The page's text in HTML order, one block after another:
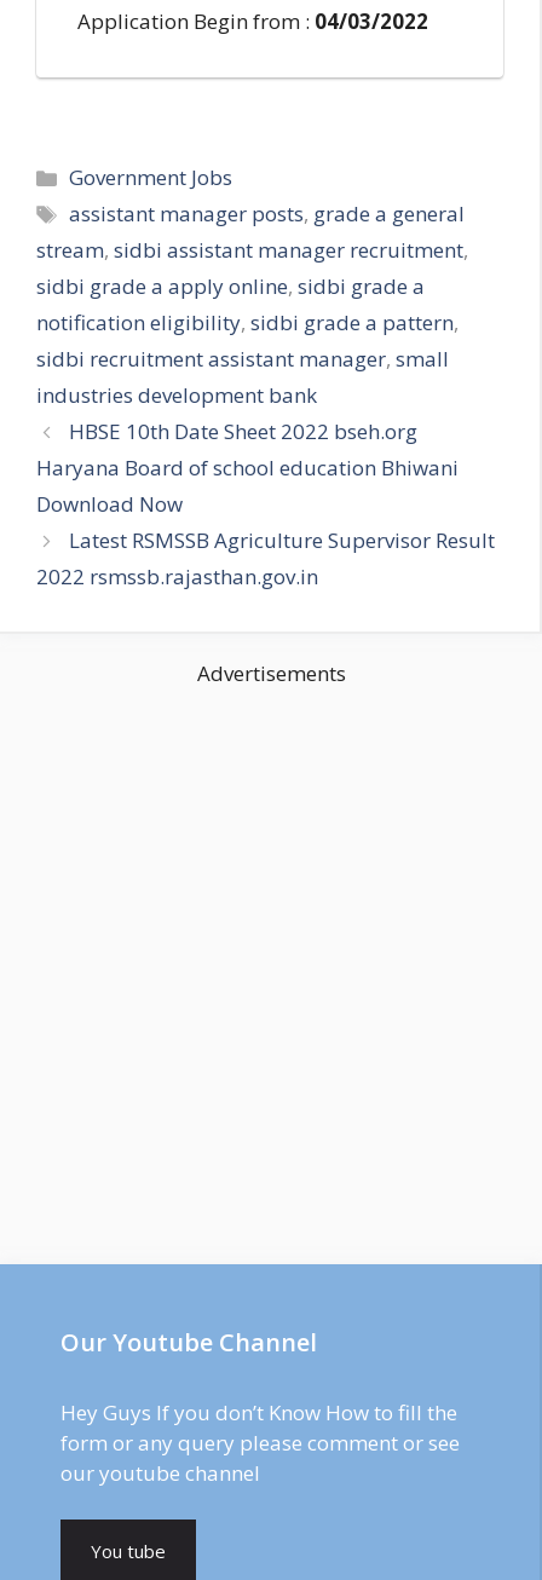
Application Begin from : 04/03/2022
Categories
Government Jobs
Tags
assistant manager posts, grade a general
stream, sidbi assistant manager recruitment,
sidbi grade a apply online, sidbi grade a
notification eligibility, sidbi grade a pattern,
sidbi recruitment assistant manager, small
industries development bank
HBSE 10th Date Sheet 2022 bseh.org
Haryana Board of school education Bhiwani
Download Now
Latest RSMSSB Agriculture Supervisor Result
2022 rsmssb.rajasthan.gov.in
Advertisements
Our Youtube Channel
Hey Guys If you don’t Know How to fill the
form or any query please comment or see
our youtube channel
You tube